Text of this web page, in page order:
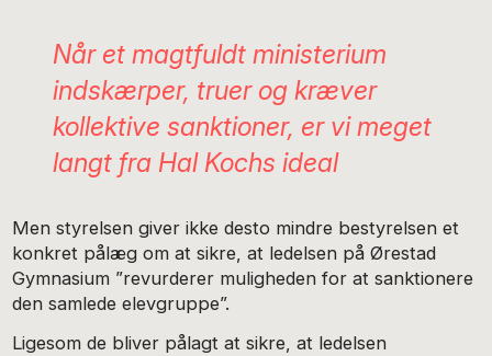
Når et magtfuldt ministerium
indskærper, truer og kræver
kollektive sanktioner, er vi meget
langt fra Hal Kochs ideal
Men styrelsen giver ikke desto mindre bestyrelsen et
konkret pålæg om at sikre, at ledelsen på Ørestad
Gymnasium ”revurderer muligheden for at sanktionere
den samlede elevgruppe”.
Ligesom de bliver pålagt at sikre, at ledelsen